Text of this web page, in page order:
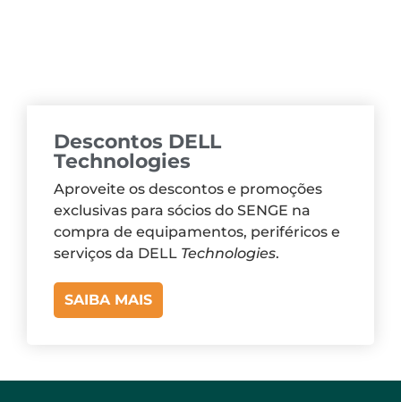
Descontos DELL
Technologies
Aproveite os descontos e promoções
exclusivas para sócios do SENGE na
compra de equipamentos, periféricos e
serviços da DELL Technologies.
SAIBA MAIS